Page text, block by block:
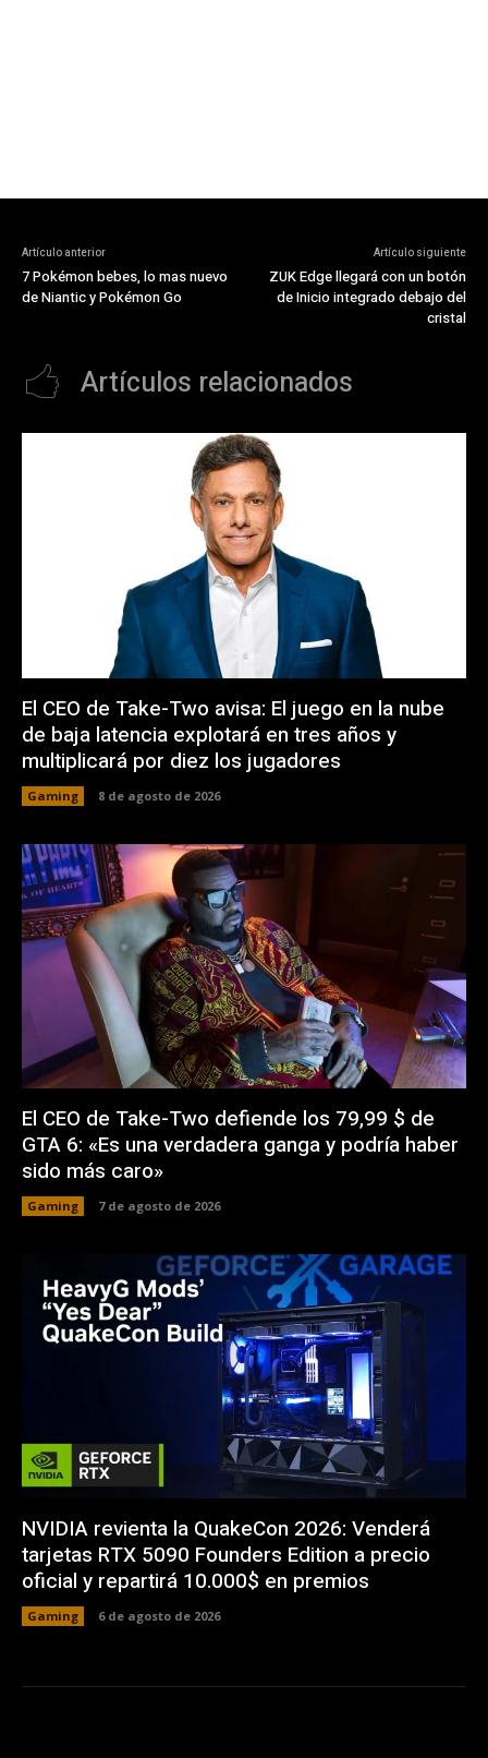
Artículo anterior
7 Pokémon bebes, lo mas nuevo
de Niantic y Pokémon Go
Artículo siguiente
ZUK Edge llegará con un botón
de Inicio integrado debajo del
cristal
Artículos relacionados
El CEO de Take-Two avisa: El juego en la nube
de baja latencia explotará en tres años y
multiplicará por diez los jugadores
Gaming 8 de agosto de 2026
El CEO de Take-Two defiende los 79,99 $ de
GTA 6: «Es una verdadera ganga y podría haber
sido más caro»
Gaming 7 de agosto de 2026
NVIDIA revienta la QuakeCon 2026: Venderá
tarjetas RTX 5090 Founders Edition a precio
oficial y repartirá 10.000$ en premios
Gaming 6 de agosto de 2026